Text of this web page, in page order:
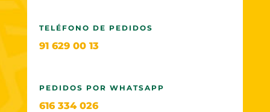
TELÉFONO DE PEDIDOS
91 629 00 13
PEDIDOS POR WHATSAPP
616 334 026